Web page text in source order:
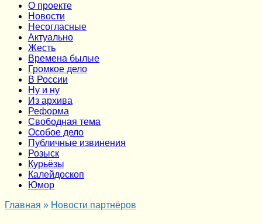
О проекте
Новости
Несогласные
Актуально
Жесть
Времена былые
Громкое дело
В России
Ну и ну
Из архива
Реформа
Cвободная тема
Особое дело
Публичные извинения
Розыск
Курьёзы
Калейдоскоп
Юмор
Главная » Новости партнёров